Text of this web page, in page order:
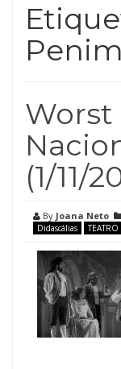
Penim
Worst
(1/11/
By Joana Neto
Didascálias TEATRO